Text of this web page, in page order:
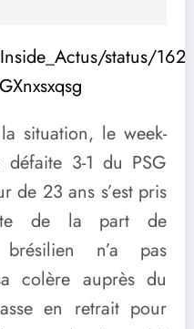
status/
situation, le week-
3-1 du PSG
de 23 ans s’est pris
de la part de
brésilien n’a pas
colère auprès du
en retrait pour